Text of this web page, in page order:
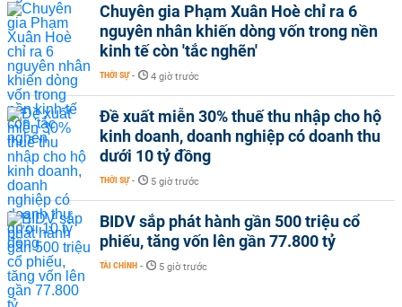
Chuyên gia Phạm Xuân Hoè chỉ ra 6
nguyên nhân khiến dòng vốn trong nền
kinh tế còn 'tắc nghẽn'
THỜI SỰ - 4 giờ trước
Đề xuất miễn 30% thuế thu nhập cho hộ
kinh doanh, doanh nghiệp có doanh thu
dưới 10 tỷ đồng
THỜI SỰ - 5 giờ trước
BIDV sắp phát hành gần 500 triệu cổ
phiếu, tăng vốn lên gần 77.800 tỷ
TÀI CHÍNH - 5 giờ trước